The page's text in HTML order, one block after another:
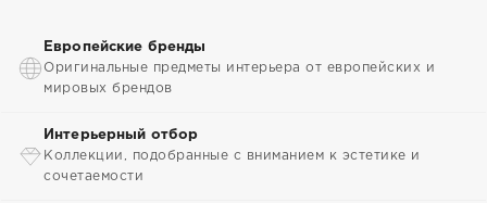
Европейские бренды
Оригинальные предметы интерьера от европейских и
мировых брендов
Интерьерный отбор
Коллекции, подобранные с вниманием к эстетике и
сочетаемости